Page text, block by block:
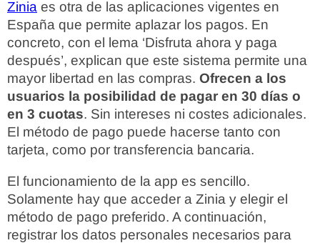
Zinia es otra de las aplicaciones vigentes en
España que permite aplazar los pagos. En
concreto, con el lema ‘Disfruta ahora y paga
después’, explican que este sistema permite una
mayor libertad en las compras. Ofrecen a los
usuarios la posibilidad de pagar en 30 días o
en 3 cuotas. Sin intereses ni costes adicionales.
El método de pago puede hacerse tanto con
tarjeta, como por transferencia bancaria.
El funcionamiento de la app es sencillo.
Solamente hay que acceder a Zinia y elegir el
método de pago preferido. A continuación,
registrar los datos personales necesarios para